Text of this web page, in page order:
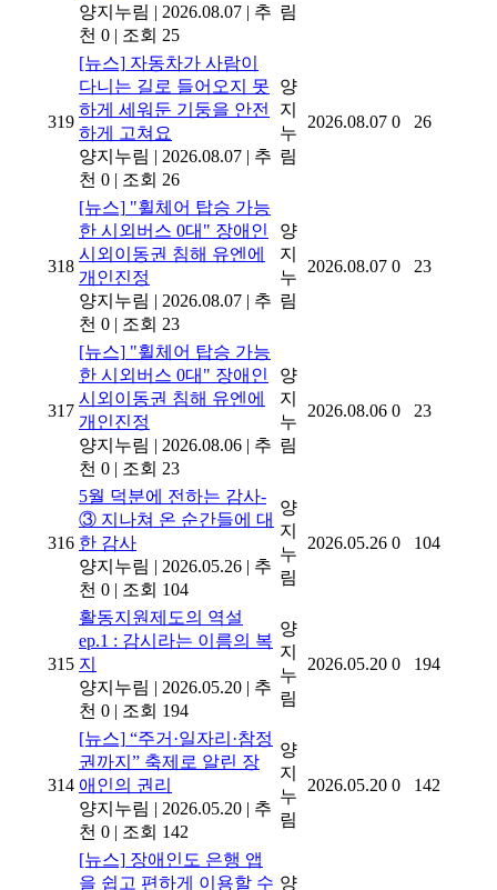
양지누림 | 2026.08.07 | 추
천 0 | 조회 25
림
319
[뉴스] 자동차가 사람이
다니는 길로 들어오지 못
하게 세워둔 기둥을 안전
하게 고쳐요
양지누림 | 2026.08.07 | 추
천 0 | 조회 26
양
지
누
림
2026.08.07 0 26
318
[뉴스] "휠체어 탑승 가능
한 시외버스 0대" 장애인
시외이동권 침해 유엔에
개인진정
양지누림 | 2026.08.07 | 추
천 0 | 조회 23
양
지
누
림
2026.08.07 0 23
317
[뉴스] "휠체어 탑승 가능
한 시외버스 0대" 장애인
시외이동권 침해 유엔에
개인진정
양지누림 | 2026.08.06 | 추
천 0 | 조회 23
양
지
누
림
2026.08.06 0 23
316
5월 덕분에 전하는 감사-
③ 지나쳐 온 순간들에 대
한 감사
양지누림 | 2026.05.26 | 추
천 0 | 조회 104
양
지
누
림
2026.05.26 0 104
315
활동지원제도의 역설
ep.1 : 감시라는 이름의 복
지
양지누림 | 2026.05.20 | 추
천 0 | 조회 194
양
지
누
림
2026.05.20 0 194
314
[뉴스] “주거·일자리·참정
권까지” 축제로 알린 장
애인의 권리
양지누림 | 2026.05.20 | 추
천 0 | 조회 142
양
지
누
림
2026.05.20 0 142
[뉴스] 장애인도 은행 앱
을 쉽고 편하게 이용할 수 양